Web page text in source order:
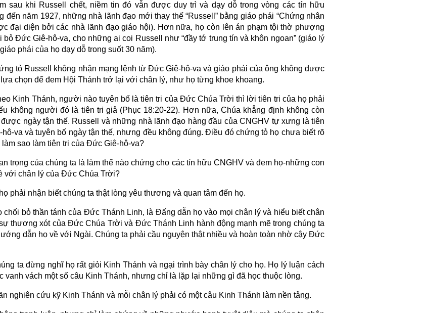
sau khi Russell chết, niềm tin đó vẫn được duy trì và dạy dỗ trong vòng các tín hữu
đến năm 1927, những nhà lãnh đạo mới thay thế “Russell” bằng giáo phái “Chứng nhân
đại diện bởi các nhà lãnh đạo giáo hội). Hơn nữa, họ còn lên án phạm tội thờ phượng
bỏ Đức Giê-hô-va, cho những ai coi Russell như “đầy tớ trung tín và khôn ngoan” (giáo lý
phái của họ dạy dỗ trong suốt 30 năm).
tỏ Russell không nhận mạng lệnh từ Đức Giê-hô-va và giáo phái của ông không được
chọn để đem Hội Thánh trở lại với chân lý, như họ từng khoe khoang.
Kinh Thánh, người nào tuyên bố là tiên tri của Đức Chúa Trời thì lời tiên tri của họ phải
không người đó là tiên tri giả (Phục 18:20-22). Hơn nữa, Chúa khẳng định không còn
ngày tận thế. Russell và những nhà lãnh đạo hàng đầu của CNGHV tự xưng là tiên
va và tuyên bố ngày tận thế, nhưng đều không đúng. Điều đó chứng tỏ họ chưa biết rõ
làm sao làm tiên tri của Đức Giê-hô-va?
trọng của chúng ta là làm thế nào chứng cho các tín hữu CNGHV và đem họ-những con
với chân lý của Đức Chúa Trời?
phải nhận biết chúng ta thật lòng yêu thương và quan tâm đến họ.
chối bỏ thần tánh của Đức Thánh Linh, là Đấng dẫn họ vào mọi chân lý và hiểu biết chân
thương xót của Đức Chúa Trời và Đức Thánh Linh hành động mạnh mẽ trong chúng ta
dẫn họ về với Ngài. Chúng ta phải cầu nguyện thật nhiều và hoàn toàn nhờ cậy Đức
ta đừng nghĩ họ rất giỏi Kinh Thánh và ngại trình bày chân lý cho họ. Họ lý luận cách
vanh vách một số câu Kinh Thánh, nhưng chỉ là lặp lại những gì đã học thuộc lòng.
nghiên cứu kỹ Kinh Thánh và mỗi chân lý phải có một câu Kinh Thánh làm nền tảng.